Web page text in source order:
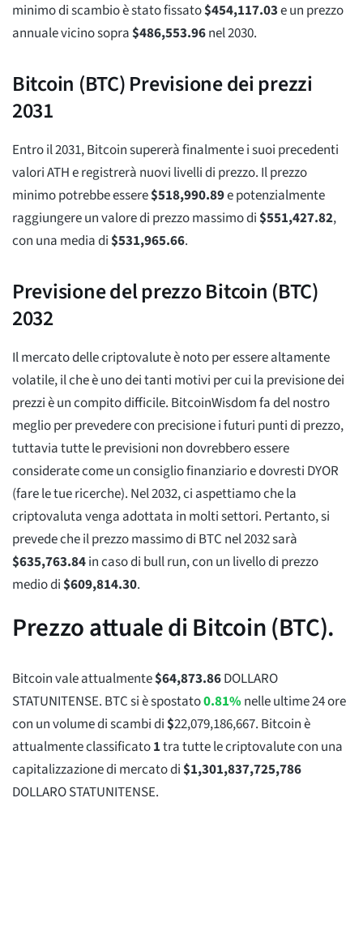
minimo di scambio è stato fissato$454,117.03e un prezzo
annuale vicino sopra$486,553.96nel 2030.
Bitcoin (BTC) Previsione dei prezzi
2031
Entro il 2031, Bitcoin supererà finalmente i suoi precedenti
valori ATH e registrerà nuovi livelli di prezzo. Il prezzo
minimo potrebbe essere$518,990.89e potenzialmente
raggiungere un valore di prezzo massimo di$551,427.82,
con una media di$531,965.66.
Previsione del prezzo Bitcoin (BTC)
2032
Il mercato delle criptovalute è noto per essere altamente
volatile, il che è uno dei tanti motivi per cui la previsione dei
prezzi è un compito difficile. BitcoinWisdom fa del nostro
meglio per prevedere con precisione i futuri punti di prezzo,
tuttavia tutte le previsioni non dovrebbero essere
considerate come un consiglio finanziario e dovresti DYOR
(fare le tue ricerche). Nel 2032, ci aspettiamo che la
criptovaluta venga adottata in molti settori. Pertanto, si
prevede che il prezzo massimo di BTC nel 2032 sarà
$635,763.84in caso di bull run, con un livello di prezzo
medio di$609,814.30.
Prezzo attuale di Bitcoin (BTC).
Bitcoin vale attualmente$64,873.86DOLLARO
STATUNITENSE. BTC si è spostato0.81%nelle ultime 24 ore
con un volume di scambi di$22,079,186,667. Bitcoin è
attualmente classificato1tra tutte le criptovalute con una
capitalizzazione di mercato di$1,301,837,725,786
DOLLARO STATUNITENSE.